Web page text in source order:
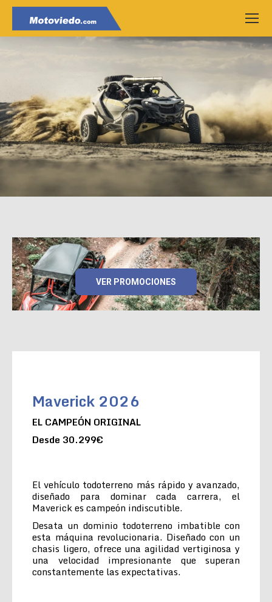
VER PROMOCIONES
Maverick 2026
EL CAMPEÓN ORIGINAL
Desde 30.299€
El vehículo todoterreno más rápido y avanzado,
diseñado para dominar cada carrera, el
Maverick es campeón indiscutible.
Desata un dominio todoterreno imbatible con
esta máquina revolucionaria. Diseñado con un
chasis ligero, ofrece una agilidad vertiginosa y
una velocidad impresionante que superan
constantemente las expectativas.